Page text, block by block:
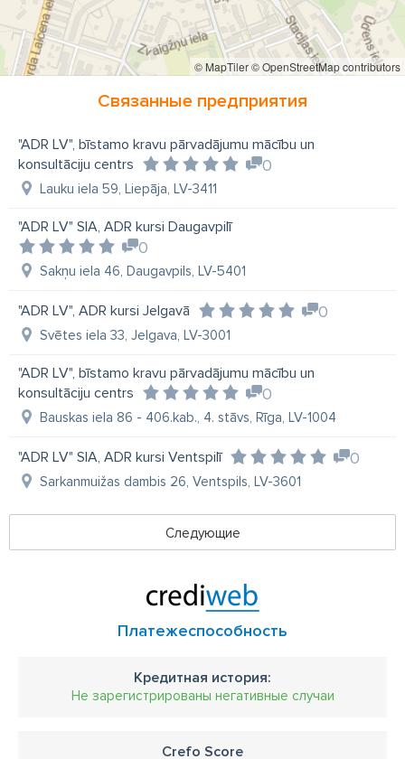
© MapTiler© OpenStreetMap contributors
Связанные предприятия
"ADR LV", bīstamo kravu pārvadājumu mācību un
konsultāciju centrs
0
Lauku iela 59, Liepāja, LV-3411
"ADR LV" SIA, ADR kursi Daugavpilī
0
Sakņu iela 46, Daugavpils, LV-5401
"ADR LV", ADR kursi Jelgavā 0
Svētes iela 33, Jelgava, LV-3001
"ADR LV", bīstamo kravu pārvadājumu mācību un
konsultāciju centrs
0
Bauskas iela 86 - 406.kab., 4. stāvs, Rīga, LV-1004
"ADR LV" SIA, ADR kursi Ventspilī 0
Sarkanmuižas dambis 26, Ventspils, LV-3601
Следующие
Платежеспособность
Кредитная история:
Не зарегистрированы негативные случаи
Crefo Score